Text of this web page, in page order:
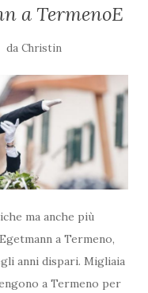
a TermenoE
da Christin
ma anche più
a Termeno,
anni dispari. Migliaia
a Termeno per